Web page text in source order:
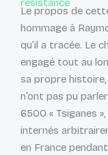
résistance
Le propos de
hommage à
qu’il a tracée. Le
engagé tout au
sa propre
n’ont pas pu
6500 « Tsiganes »,
internés
en France